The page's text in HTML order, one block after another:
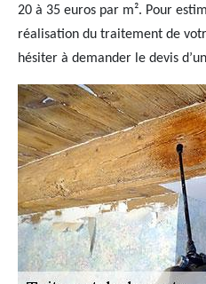
20 à 35 euros par m². Pour
réalisation du traitement de
hésiter à demander le devis